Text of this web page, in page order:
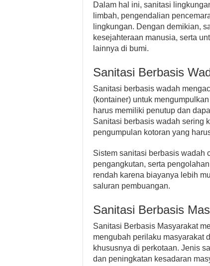
Dalam hal ini, sanitasi
limbah, pengendalian
lingkungan. Dengan demikian,
kesejahteraan manusia, serta
lainnya di bumi.
Sanitasi Berbasis
Sanitasi berbasis wadah
(kontainer) untuk
harus memiliki penutup dan
Sanitasi berbasis wadah sering
pengumpulan kotoran yang
Sistem sanitasi berbasis wadah
pengangkutan, serta
rendah karena biayanya lebih
saluran pembuangan.
Sanitasi Berbasis
Sanitasi Berbasis Masyarakat
mengubah perilaku masyarakat
khususnya di perkotaan. Jenis
dan peningkatan kesadaran